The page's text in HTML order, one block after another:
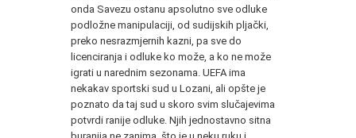
onda Savezu ostanu apsolutno sve odluke
podložne manipulaciji, od sudijskih pljački,
preko nesrazmjernih kazni, pa sve do
licenciranja i odluke ko može, a ko ne može
igrati u narednim sezonama. UEFA ima
nekakav sportski sud u Lozani, ali opšte je
poznato da taj sud u skoro svim slučajevima
potvrdi ranije odluke. Njih jednostavno sitna